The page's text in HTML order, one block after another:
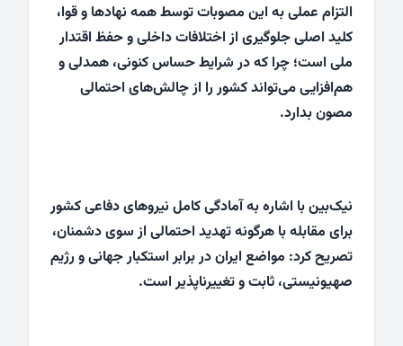
التزام عملی به این مصوبات توسط همه نهادها و قوا،
کلید اصلی جلوگیری از اختلافات داخلی و حفظ اقتدار
ملی است؛ چرا که در شرایط حساس کنونی، همدلی و
هم‌افزایی می‌تواند کشور را از چالش‌های احتمالی
مصون بدارد.
نیک‌بین با اشاره به آمادگی کامل نیروهای دفاعی کشور
برای مقابله با هرگونه تهدید احتمالی از سوی دشمنان،
تصریح کرد: مواضع ایران در برابر استکبار جهانی و رژیم
صهیونیستی، ثابت و تغییرناپذیر است.